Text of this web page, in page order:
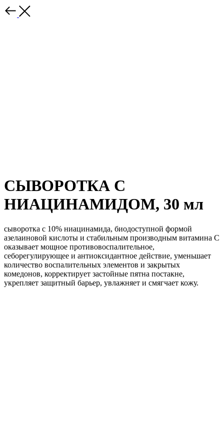
СЫВОРОТКА С
НИАЦИНАМИДОМ, 30 мл
сыворотка с 10% ниацинамида, биодоступной формой
азелаиновой кислоты и стабильным производным витамина С
оказывает мощное противовоспалительное,
себорегулирующее и антиоксидантное действие, уменьшает
количество воспалительных элементов и закрытых
комедонов, корректирует застойные пятна постакне,
укрепляет защитный барьер, увлажняет и смягчает кожу.